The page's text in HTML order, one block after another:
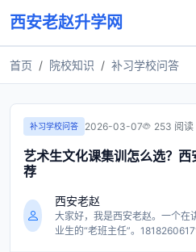
西安老赵升学网
首页 院校知识 补习学校问答
补习学校问答 2026-03-07 253 阅读
艺术生文化课集训怎么选？
荐
西安老赵
大家好，我是西安老赵。一个在
业生的“老班主任”。